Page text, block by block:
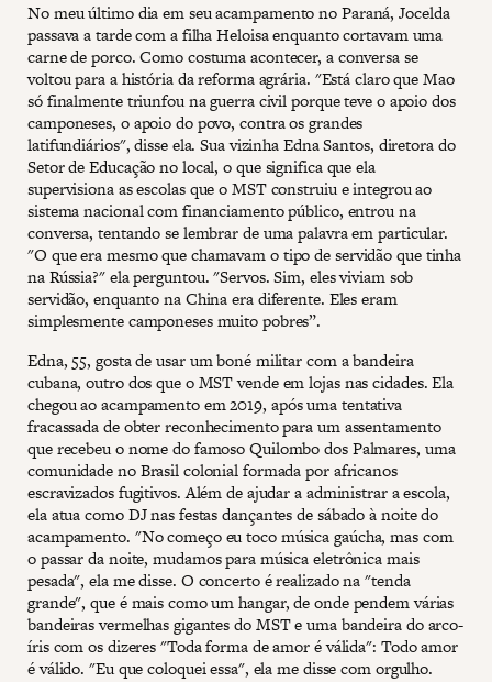
No meu último dia em seu acampamento no Paraná, Jocelda
passava a tarde com a filha Heloisa enquanto cortavam uma
carne de porco. Como costuma acontecer, a conversa se
voltou para a história da reforma agrária. "Está claro que Mao
só finalmente triunfou na guerra civil porque teve o apoio dos
camponeses, o apoio do povo, contra os grandes
latifundiários", disse ela. Sua vizinha Edna Santos, diretora do
Setor de Educação no local, o que significa que ela
supervisiona as escolas que o MST construiu e integrou ao
sistema nacional com financiamento público, entrou na
conversa, tentando se lembrar de uma palavra em particular.
"O que era mesmo que chamavam o tipo de servidão que tinha
na Rússia?" ela perguntou. "Servos. Sim, eles viviam sob
servidão, enquanto na China era diferente. Eles eram
simplesmente camponeses muito pobres”.
Edna, 55, gosta de usar um boné militar com a bandeira
cubana, outro dos que o MST vende em lojas nas cidades. Ela
chegou ao acampamento em 2019, após uma tentativa
fracassada de obter reconhecimento para um assentamento
que recebeu o nome do famoso Quilombo dos Palmares, uma
comunidade no Brasil colonial formada por africanos
escravizados fugitivos. Além de ajudar a administrar a escola,
ela atua como DJ nas festas dançantes de sábado à noite do
acampamento. "No começo eu toco música gaúcha, mas com
o passar da noite, mudamos para música eletrônica mais
pesada", ela me disse. O concerto é realizado na "tenda
grande", que é mais como um hangar, de onde pendem várias
bandeiras vermelhas gigantes do MST e uma bandeira do arco-
íris com os dizeres "Toda forma de amor é válida": Todo amor
é válido. "Eu que coloquei essa", ela me disse com orgulho.